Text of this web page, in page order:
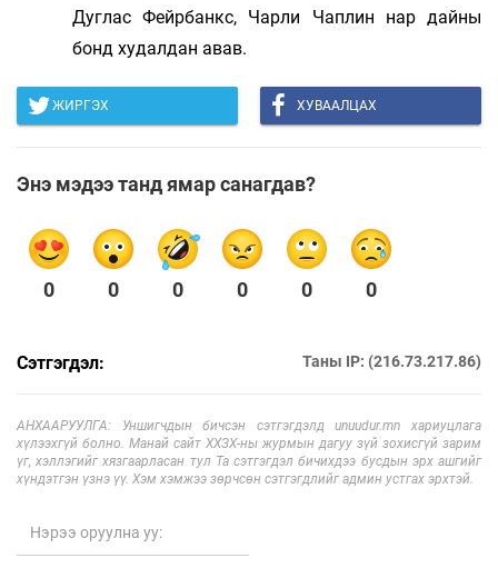
Дуглас Фейрбанкс, Чарли Чаплин нар дайны
бонд худалдан авав.
ЖИРГЭХ ХУВААЛЦАХ
Энэ мэдээ танд ямар санагдав?
0 0 0 0 0 0
Сэтгэгдэл: Таны IP: (216.73.217.86)
АНХААРУУЛГА: Уншигчдын бичсэн сэтгэгдэлд unuudur.mn хариуцлага
хүлээхгүй болно. Манай сайт ХХЗХ-ны журмын дагуу зүй зохисгүй зарим
үг, хэллэгийг хязгаарласан тул Та сэтгэгдэл бичихдээ бусдын эрх ашгийг
хүндэтгэн үзнэ үү. Хэм хэмжээ зөрчсөн сэтгэгдлийг админ устгах эрхтэй.